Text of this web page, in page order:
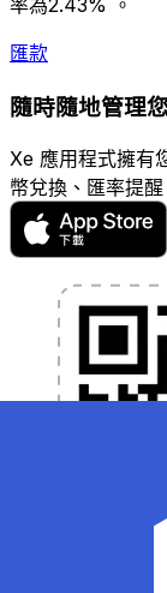
匯款
隨時隨地管理
Xe 應用程式擁有
幣兌換、匯率提